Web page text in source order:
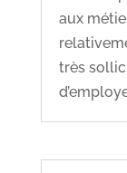
aux
très